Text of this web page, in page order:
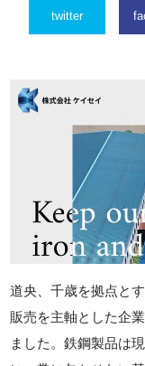
twitter
道央、千歳を拠点と
販売を主軸とした企
ました。鉄鋼製品は